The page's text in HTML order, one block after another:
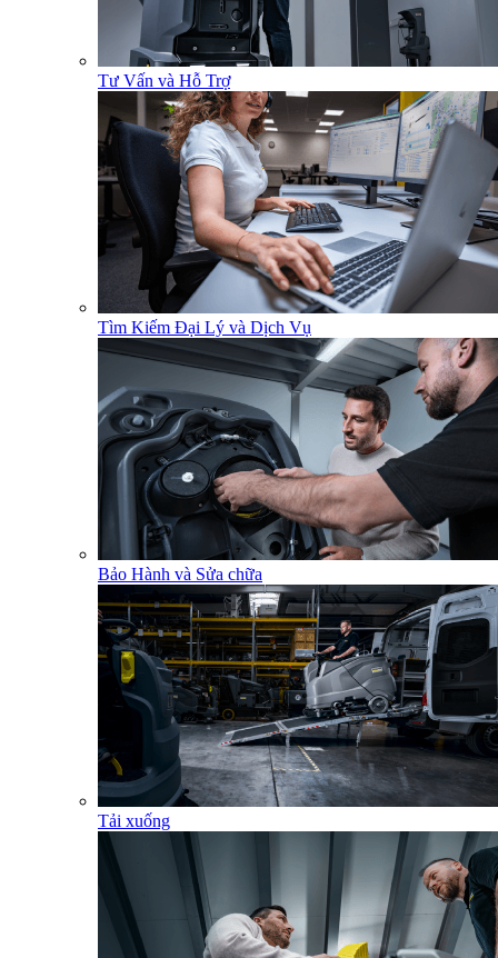
Tư Vấn và Hỗ Trợ
Tìm Kiếm Đại Lý và Dịch Vụ
Bảo Hành và Sửa chữa
Tải xuống